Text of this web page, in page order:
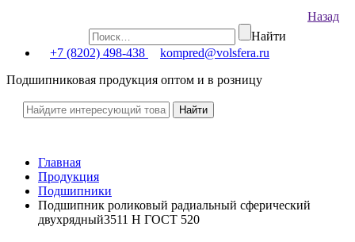
Назад
Найти
+7 (8202) 498-438
kompred@volsfera.ru
Подшипниковая продукция оптом и в розницу
Главная
Продукция
Подшипники
Подшипник роликовый радиальный сферический
двухрядный3511 Н ГОСТ 520